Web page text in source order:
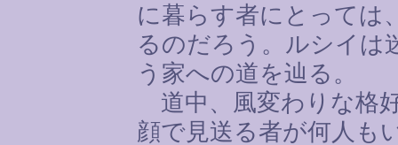
に暮らす者にとっては
るのだろう。ルシイは
う家への道を辿る。
道中、風変わりな格
顔で見送る者が何人も